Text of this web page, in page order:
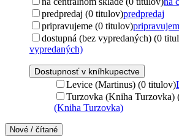
predpredaj (0 titulov)predpredaj
pripravujeme (0 titulov)
dostupná (bez vypredaných) (0
vypredaných)
Dostupnosť v kníhkupectve
Levice (Martinus) (0 titulov)
Turzovka (Kniha Turzovka)
(Kniha Turzovka)
Nové / čítané